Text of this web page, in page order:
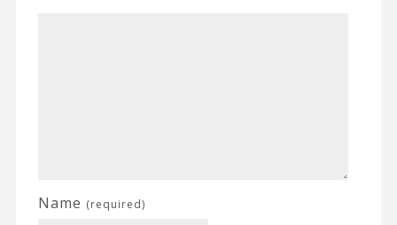
Name (required)